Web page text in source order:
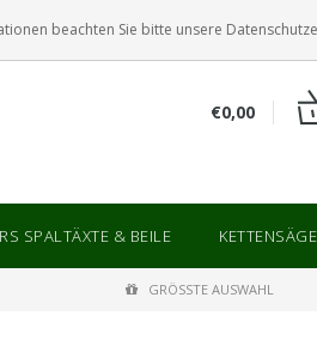
ANMELDEN KUNDENKONTO
€0,00
SPALTÄXTE & BEILE
GRÖSSTE AUSWAHL
beachten Sie bitte unsere